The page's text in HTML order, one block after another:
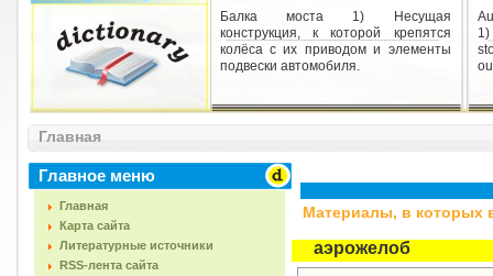
Балка моста 1) Несущая
конструкция, к которой крепятся
колёса с их приводом и элементы
подвески автомобиля.
Главная
Главное меню
Главная
Карта сайта
Литературные источники
RSS-лента сайта
Материалы, в которых
аэрожелоб